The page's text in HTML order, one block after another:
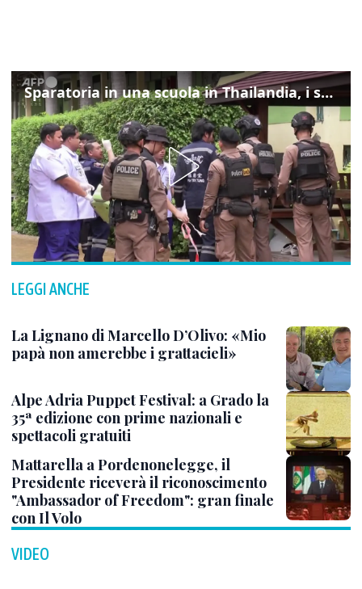
Sparatoria in una scuola in Thailandia, i soccorsi sul posto
LEGGI ANCHE
La Lignano di Marcello D’Olivo: «Mio
papà non amerebbe i grattacieli»
Alpe Adria Puppet Festival: a Grado la
35ª edizione con prime nazionali e
spettacoli gratuiti
Mattarella a Pordenonelegge, il
Presidente riceverà il riconoscimento
"Ambassador of Freedom": gran finale
con Il Volo
VIDEO